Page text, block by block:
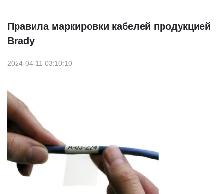
Правила маркировки кабелей продукцией
Brady
2024-04-11 03:10:10